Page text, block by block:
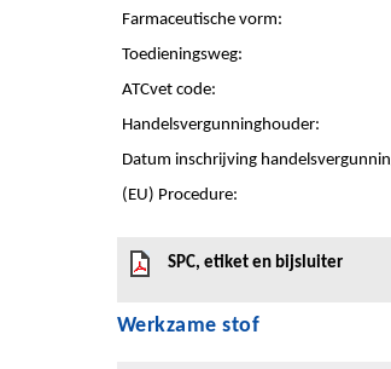
Farmaceutische vorm:
Toedieningsweg:
ATCvet code:
Handelsvergunninghouder:
Datum inschrijving
(EU) Procedure:
SPC, etiket en bijsluiter
Werkzame stof